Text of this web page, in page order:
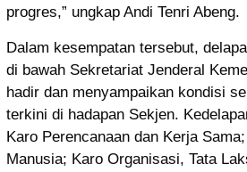
progres,” ungkap Andi Tenri Abeng.
Dalam kesempatan tersebut,
di bawah Sekretariat Jenderal
hadir dan menyampaikan kondisi
terkini di hadapan Sekjen.
Karo Perencanaan dan Kerja
Manusia; Karo Organisasi, Tata